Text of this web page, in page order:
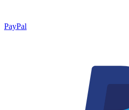
PayPal